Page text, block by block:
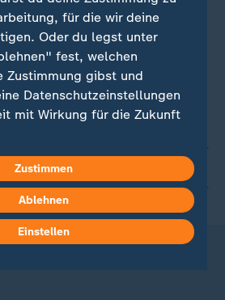
für die wir deine
Oder du legst unter
fest, welchen
Zustimmung gibst und
Datenschutzeinstellungen
mit Wirkung für die Zukunft
Impressum.
findest du in unserer
Zustimmen
Ablehnen
Einstellen